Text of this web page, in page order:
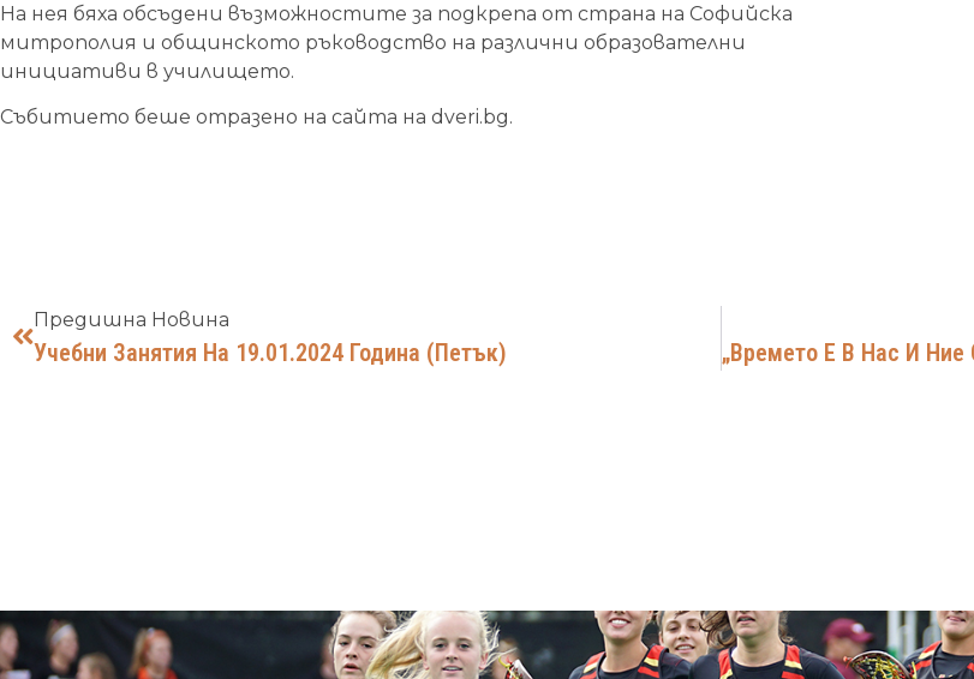
На нея бяха обсъдени възможностите за подкрепа от страна на Софийска
митрополия и общинското ръководство на различни образователни
инициативи в училището.
Събитието беше отразено на сайта на dveri.bg.
Предишна Новина
Учебни Занятия На 19.01.2024 Година (петък)